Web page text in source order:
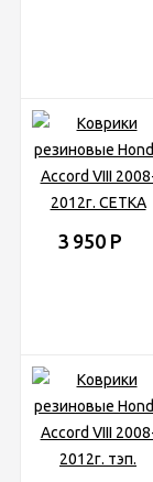
3 950 Р